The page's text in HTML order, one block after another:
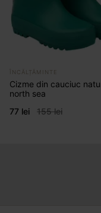
ÎNCĂLȚĂMINTE
Cizme din cauciuc
north sea
77 lei
155 lei